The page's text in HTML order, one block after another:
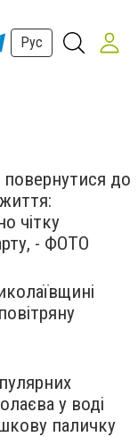
Рус
до
чітку
- ФОТО
у воді
паличку